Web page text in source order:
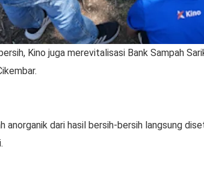
Kino juga merevitalisasi Bank Sampah
anorganik dari hasil bersih-bersih langsung